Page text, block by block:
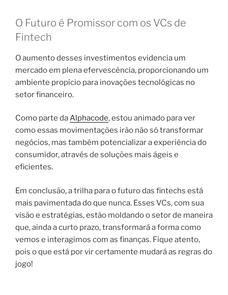
O Futuro é Promissor com os VCs de
Fintech
O aumento desses investimentos evidencia um
mercado em plena efervescência, proporcionando um
ambiente propício para inovações tecnológicas no
setor financeiro.
Como parte daAlphacode, estou animado para ver
como essas movimentações irão não só transformar
negócios, mas também potencializar a experiência do
consumidor, através de soluções mais ágeis e
eficientes.
Em conclusão, a trilha para o futuro das fintechs está
mais pavimentada do que nunca. Esses VCs, com sua
visão e estratégias, estão moldando o setor de maneira
que, ainda a curto prazo, transformará a forma como
vemos e interagimos com as finanças. Fique atento,
pois o que está por vir certamente mudará as regras do
jogo!